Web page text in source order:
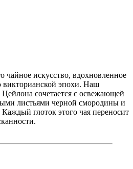
чайное искусство, вдохновленное
викторианской эпохи. Наш
сочетается с освежающей
листьями черной смородины и
глоток этого чая переносит